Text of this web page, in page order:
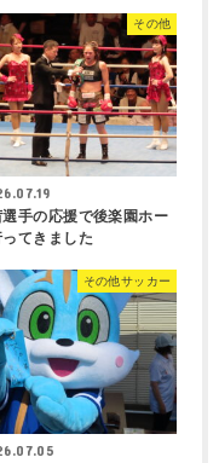
その他
手の応援で後楽園ホー
てきました
その他サッカー